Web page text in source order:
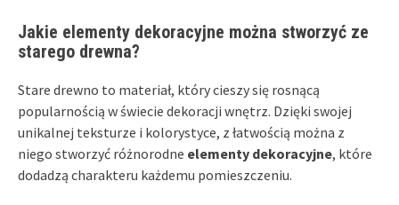
Jakie elementy dekoracyjne można stworzyć ze
starego drewna?
Stare drewno to materiał, który cieszy się rosnącą
popularnością w świecie dekoracji wnętrz. Dzięki swojej
unikalnej teksturze i kolorystyce, z łatwością można z
niego stworzyć różnorodne elementy dekoracyjne, które
dodadzą charakteru każdemu pomieszczeniu.